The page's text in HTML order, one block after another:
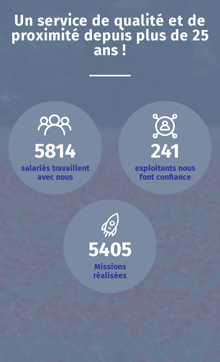
Un service de qualité et de
proximité depuis plus de 25
ans !
5814
salariés travaillent
avec nous
241
exploitants nous
font confiance
5405
Missions
réalisées